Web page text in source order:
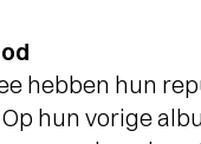
hebben hun
Op hun vorige